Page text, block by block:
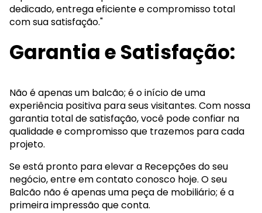
dedicado, entrega eficiente e compromisso total
com sua satisfação."
Garantia e Satisfação:
Não é apenas um balcão; é o início de uma
experiência positiva para seus visitantes. Com nossa
garantia total de satisfação, você pode confiar na
qualidade e compromisso que trazemos para cada
projeto.
Se está pronto para elevar a Recepções do seu
negócio, entre em contato conosco hoje. O seu
Balcão não é apenas uma peça de mobiliário; é a
primeira impressão que conta.